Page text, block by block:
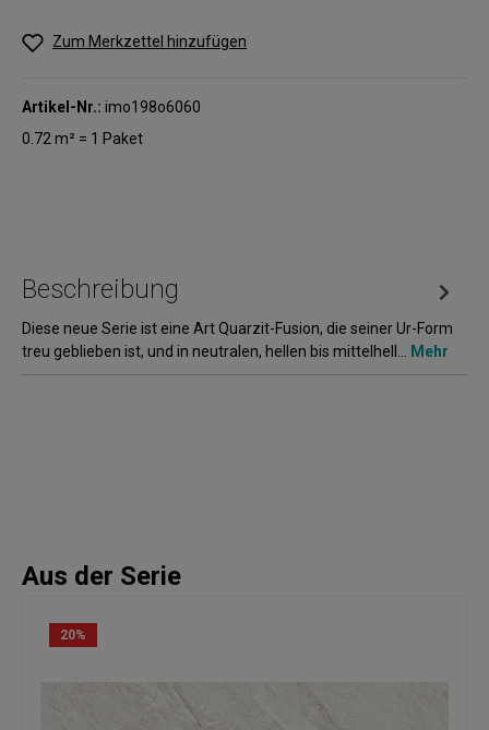
Zum Merkzettel hinzufügen
Artikel-Nr.: imo198o6060
0.72 m² = 1 Paket
Beschreibung
Diese neue Serie ist eine Art Quarzit-Fusion, die seiner Ur-Form
treu geblieben ist, und in neutralen, hellen bis mittelhell…
Mehr
Aus der Serie
20%